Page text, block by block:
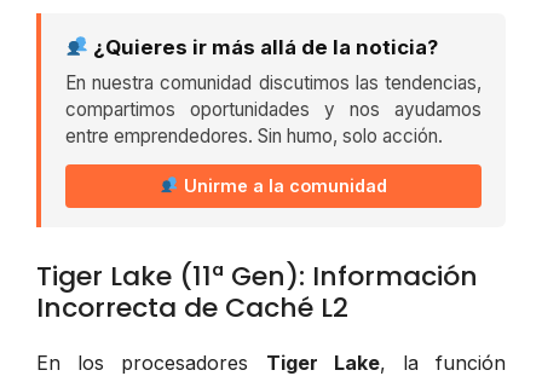
¿Quieres ir más allá de la noticia?
En nuestra comunidad discutimos las tendencias,
compartimos oportunidades y nos ayudamos
entre emprendedores. Sin humo, solo acción.
Unirme a la comunidad
Tiger Lake (11ª Gen): Información
Incorrecta de Caché L2
En los procesadores Tiger Lake, la función